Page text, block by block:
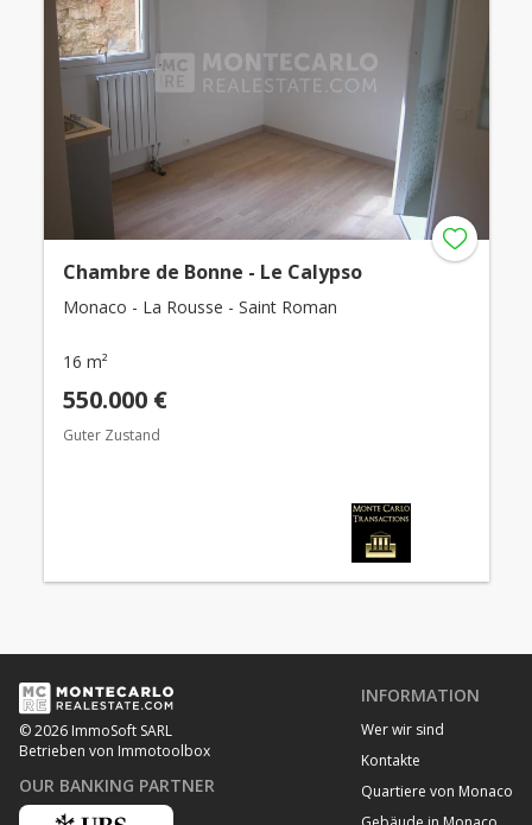
Chambre de Bonne - Le Calypso
Monaco - La Rousse - Saint Roman
16 m²
550.000 €
Guter Zustand
© 2026 ImmoSoft SARL
Betrieben von Immotoolbox
OUR BANKING PARTNER
INFORMATION
Wer wir sind
Kontakte
Quartiere von Monaco